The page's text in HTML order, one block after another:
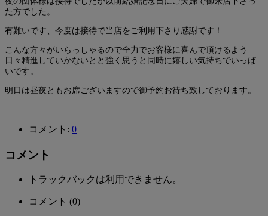
た方でした。
有難いです、今度は接待で当店をご利用下さり感謝です！
こんな方々がいらっしゃるので全力でお客様に喜んで頂けるよう
日々精進していかないとと強く思うと同時に嬉しい気持ちでいっぱ
いです。
明日は昼夜ともお席ございますので御予約お待ち致しております。
コメント: 0
コメント
トラックバックは利用できません。
コメント (0)